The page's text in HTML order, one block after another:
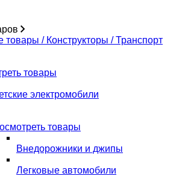
товары / Конструкторы / Транспорт
товары
электромобили
товары
Внедорожники и джипы
Легковые автомобили